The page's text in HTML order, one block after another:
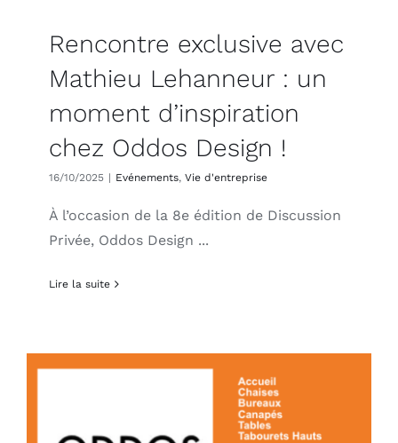
Rencontre exclusive avec
Mathieu Lehanneur : un
moment d’inspiration
chez Oddos Design !
16/10/2025 | Evénements, Vie d'entreprise
À l’occasion de la 8e édition de Discussion
Privée, Oddos Design ...
Lire la suite